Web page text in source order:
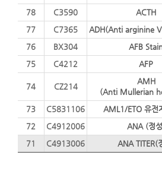
78
C3590 ACTH
77
C7365 ADH(Anti arginine
76
BX304 AFB
75
C4212 AFP
74 CZ214
AMH
(Anti Mullerian
73 C5831106 AML1/ETO 유전
72
C4912006 ANA (정
71
C4913006 ANA TITER(